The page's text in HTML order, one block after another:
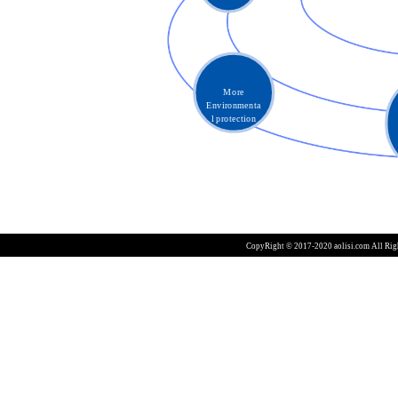
More
Environmenta
l protection
CopyRight © 2017-2020 aolisi.com All